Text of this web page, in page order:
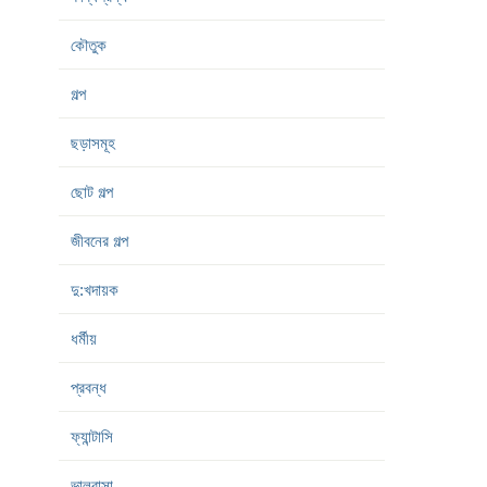
কৌতুক
গল্প
ছড়াসমূহ
ছোট গল্প
জীবনের গল্প
দু:খদায়ক
ধর্মীয়
প্রবন্ধ
ফ্যান্টাসি